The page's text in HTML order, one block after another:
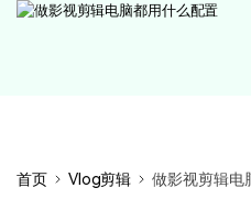
首页 Vlog剪辑 做影视剪辑电